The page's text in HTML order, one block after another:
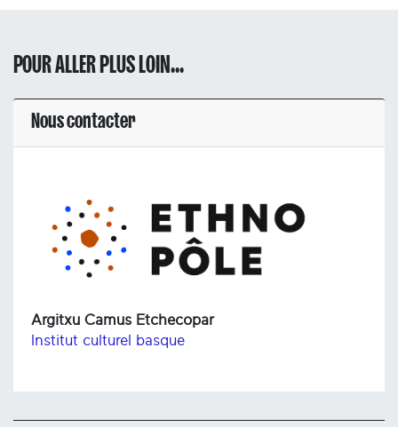
POUR ALLER PLUS LOIN...
Nous contacter
Argitxu Camus Etchecopar
Institut culturel basque